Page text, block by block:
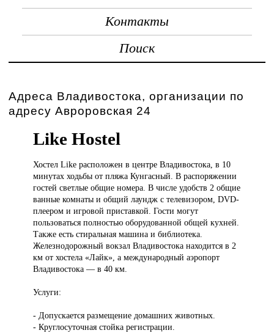
Контакты
Поиск
Адреса Владивостока, организации по
адресу Авроровская 24
Like Hostel
Хостел Likeрасположен в центре Владивостока, в 10
минутах ходьбы от пляжа Кунгасный. В распоряжении
гостей светлые общие номера. В числе удобств 2 общие
ванные комнаты и общий лаундж с телевизором, DVD-
плеером и игровой приставкой. Гости могут
пользоваться полностью оборудованной общей кухней.
Также есть стиральная машина и библиотека.
Железнодорожный вокзал Владивостока находится в 2
км от хостела «Лайк», а международный аэропорт
Владивостока — в 40 км.
Услуги:
- Допускается размещение домашних животных.
- Круглосуточная стойка регистрации.